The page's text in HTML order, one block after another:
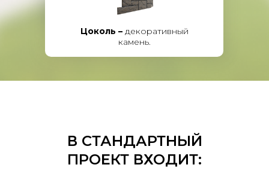
Цоколь – декоративный
камень.
В СТАНДАРТНЫЙ
ПРОЕКТ ВХОДИТ: